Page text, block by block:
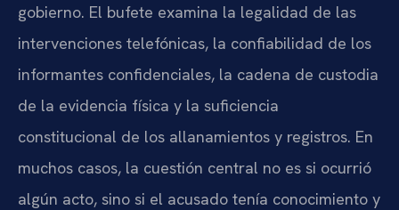
gobierno. El bufete examina la legalidad de las
intervenciones telefónicas, la confiabilidad de los
informantes confidenciales, la cadena de custodia
de la evidencia física y la suficiencia
constitucional de los allanamientos y registros. En
muchos casos, la cuestión central no es si ocurrió
algún acto, sino si el acusado tenía conocimiento y